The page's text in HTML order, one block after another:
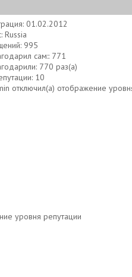
01.02.2012
Russia
995
сам:: 771
770 раз(а)
10